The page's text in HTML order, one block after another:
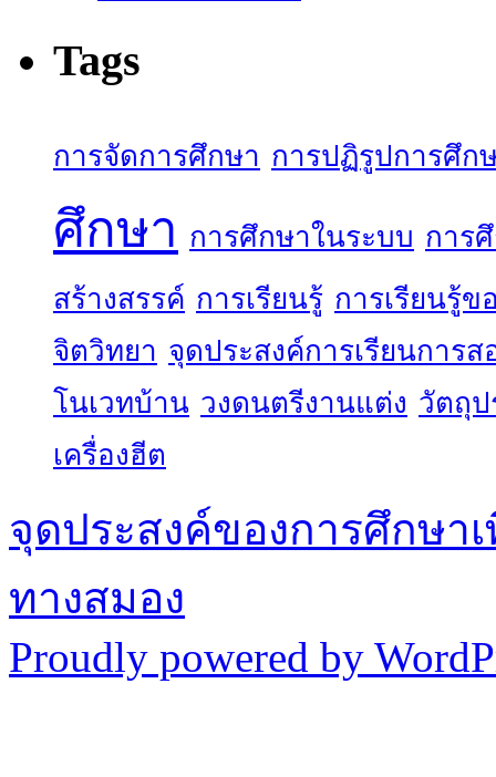
Tags
การจัดการศึกษา การปฏิรูปการศึก
ศึกษา การศึกษาในระบบ การ
สร้างสรรค์ การเรียนรู้ การเรียนรู้ข
จิตวิทยา จุดประสงค์การเรียนการส
โนเวทบ้าน วงดนตรีงานแต่ง วัตถุป
เครื่องฮีต
จุดประสงค์ของการศึกษา
ทางสมอง
Proudly powered by